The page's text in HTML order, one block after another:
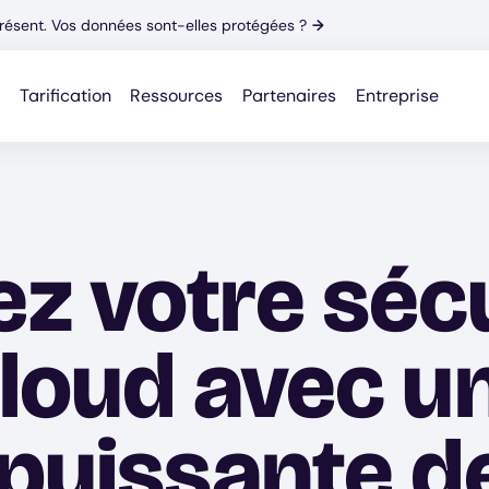
Vos données sont-elles protégées ? →
Tarification Ressources Partenaires Entreprise
votre
avec